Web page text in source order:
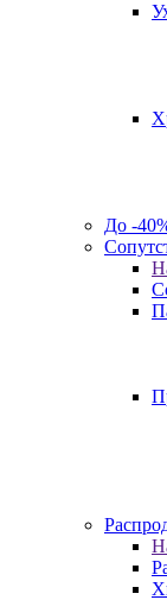
До -